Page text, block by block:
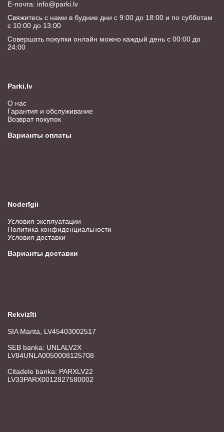
E-почта: info@parki.lv
Свяжитесь с нами в будние дни с 9:00 до 18:00 и по субботам
с 10:00 до 13:00
Совершать покупки онлайн можно каждый день с 00:00 до
24:00
Parki.lv
О нас
Гарантия и обслуживание
Возврат покупок
Варианты оплаты
Noderīgii
Условия эксплуатации
Политика конфиденциальности
Условия доставки
Варианты доставки
Rekvizīti
SIA Manta, LV45403002517
SEB banka: UNLALV2X
LV84UNLA0050008125708
Citadele banka: PARXLV22
LV33PARX0012827580002